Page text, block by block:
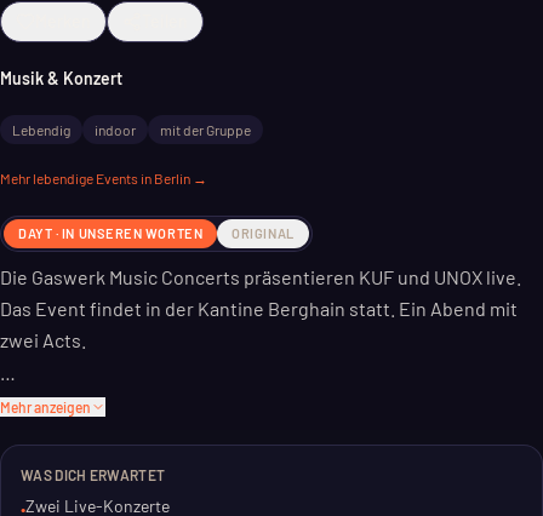
Musik & Konzert
Lebendig indoor mit der Gruppe
Mehr lebendige Events in Berlin →
DAYT · IN UNSEREN WORTEN ORIGINAL
Die Gaswerk Music Concerts präsentieren KUF und UNOX live.
Das Event findet in der Kantine Berghain statt. Ein Abend mit
zwei Acts.
KUF und UNOX spielen ihre Konzerte. Die Kantine Berghain
Der Abend ist für dich, wenn du Live-Musik magst. Du kannst
Mehr anzeigen
WAS DICH ERWARTET
•Zwei Live-Konzerte